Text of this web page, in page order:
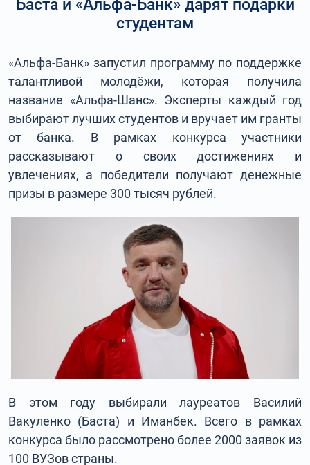
Баста и «Альфа-Банк» дарят подарки
студентам
«Альфа-Банк» запустил программу по поддержке
талантливой молодёжи, которая получила
название «Альфа-Шанс». Эксперты каждый год
выбирают лучших студентов и вручает им гранты
от банка. В рамках конкурса участники
рассказывают о своих достижениях и
увлечениях, а победители получают денежные
призы в размере 300 тысяч рублей.
В этом году выбирали лауреатов Василий
Вакуленко (Баста) и Иманбек. Всего в рамках
конкурса было рассмотрено более 2000 заявок из
100 ВУЗов страны.